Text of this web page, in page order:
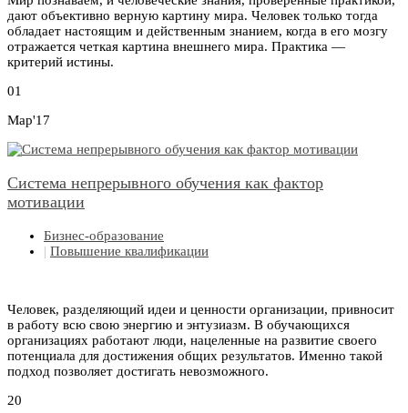
дают объективно верную картину мира. Человек только тогда
обладает настоящим и действенным знанием, когда в его мозгу
отражается четкая картина внешнего мира. Практика —
критерий истины.
01
Мар'17
Система непрерывного обучения как фактор
мотивации
Бизнес-образование
| Повышение квалификации
Человек, разделяющий идеи и ценности организации, привносит
в работу всю свою энергию и энтузиазм. В обучающихся
организациях работают люди, нацеленные на развитие своего
потенциала для достижения общих результатов. Именно такой
подход позволяет достигать невозможного.
20